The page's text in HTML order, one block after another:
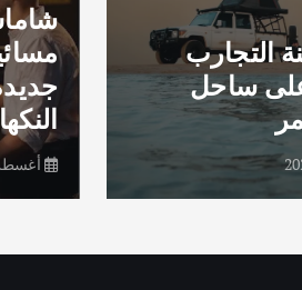
التجارب
على ساحل
أغسطس